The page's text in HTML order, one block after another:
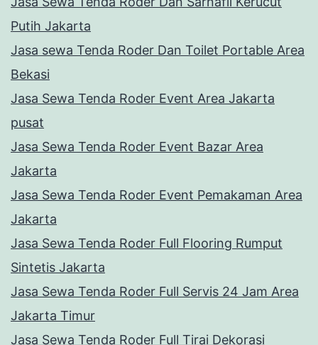
Putih Jakarta
Jasa sewa Tenda Roder Dan Toilet Portable Area
Bekasi
Jasa Sewa Tenda Roder Event Area Jakarta
pusat
Jasa Sewa Tenda Roder Event Bazar Area
Jakarta
Jasa Sewa Tenda Roder Event Pemakaman Area
Jakarta
Jasa Sewa Tenda Roder Full Flooring Rumput
Sintetis Jakarta
Jasa Sewa Tenda Roder Full Servis 24 Jam Area
Jakarta Timur
Jasa Sewa Tenda Roder Full Tirai Dekorasi